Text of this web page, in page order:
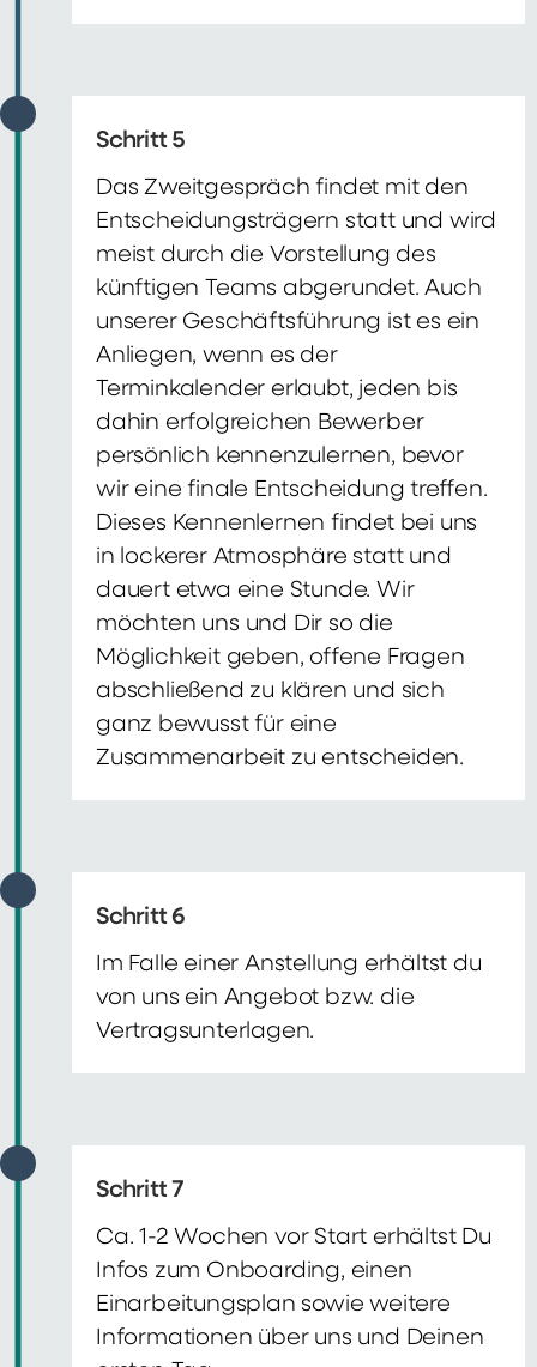
Schritt 5
Das Zweitgespräch findet mit den
Entscheidungsträgern statt und wird
meist durch die Vorstellung des
künftigen Teams abgerundet. Auch
unserer Geschäftsführung ist es ein
Anliegen, wenn es der
Terminkalender erlaubt, jeden bis
dahin erfolgreichen Bewerber
persönlich kennenzulernen, bevor
wir eine finale Entscheidung treffen.
Dieses Kennenlernen findet bei uns
in lockerer Atmosphäre statt und
dauert etwa eine Stunde. Wir
möchten uns und Dir so die
Möglichkeit geben, offene Fragen
abschließend zu klären und sich
ganz bewusst für eine
Zusammenarbeit zu entscheiden.
Schritt 6
Im Falle einer Anstellung erhältst du
von uns ein Angebot bzw. die
Vertragsunterlagen.
Schritt 7
Ca. 1-2 Wochen vor Start erhältst Du
Infos zum Onboarding, einen
Einarbeitungsplan sowie weitere
Informationen über uns und Deinen